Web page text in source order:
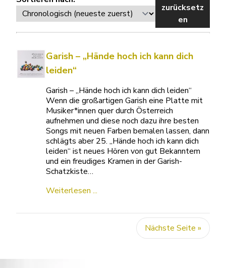
zurücksetz
en
Garish – „Hände hoch ich kann dich
leiden“
Garish – „Hände hoch ich kann dich leiden“
Wenn die großartigen Garish eine Platte mit
Musiker*innen quer durch Österreich
aufnehmen und diese noch dazu ihre besten
Songs mit neuen Farben bemalen lassen, dann
schlägts aber 25. „Hände hoch ich kann dich
leiden“ ist neues Hören von gut Bekanntem
und ein freudiges Kramen in der Garish-
Schatzkiste…
Weiterlesen ...
Nächste Seite »